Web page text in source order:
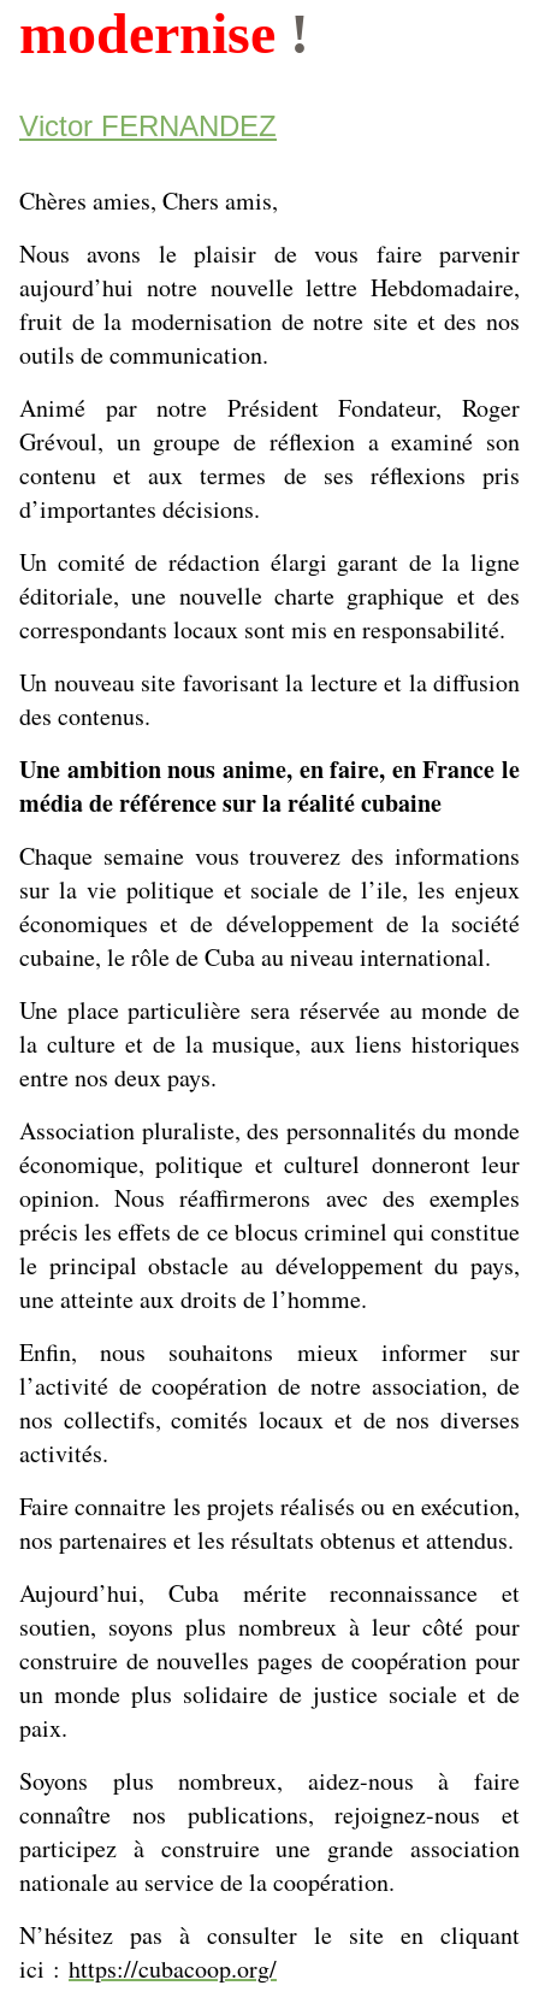
modernise !
Victor FERNANDEZ
Chères amies, Chers amis,
Nous avons le plaisir de vous faire parvenir
aujourd’hui notre nouvelle lettre Hebdomadaire,
fruit de la modernisation de notre site et des nos
outils de communication.
Animé par notre Président Fondateur, Roger
Grévoul, un groupe de réflexion a examiné son
contenu et aux termes de ses réflexions pris
d’importantes décisions.
Un comité de rédaction élargi garant de la ligne
éditoriale, une nouvelle charte graphique et des
correspondants locaux sont mis en responsabilité.
Un nouveau site favorisant la lecture et la diffusion
des contenus.
Une ambition nous anime, en faire, en France le
média de référence sur la réalité cubaine
Chaque semaine vous trouverez des informations
sur la vie politique et sociale de l’ile, les enjeux
économiques et de développement de la société
cubaine, le rôle de Cuba au niveau international.
Une place particulière sera réservée au monde de
la culture et de la musique, aux liens historiques
entre nos deux pays.
Association pluraliste, des personnalités du monde
économique, politique et culturel donneront leur
opinion. Nous réaffirmerons avec des exemples
précis les effets de ce blocus criminel qui constitue
le principal obstacle au développement du pays,
une atteinte aux droits de l’homme.
Enfin, nous souhaitons mieux informer sur
l’activité de coopération de notre association, de
nos collectifs, comités locaux et de nos diverses
activités.
Faire connaitre les projets réalisés ou en exécution,
nos partenaires et les résultats obtenus et attendus.
Aujourd’hui, Cuba mérite reconnaissance et
soutien, soyons plus nombreux à leur côté pour
construire de nouvelles pages de coopération pour
un monde plus solidaire de justice sociale et de
paix.
Soyons plus nombreux, aidez-nous à faire
connaître nos publications, rejoignez-nous et
participez à construire une grande association
nationale au service de la coopération.
N’hésitez pas à consulter le site en cliquant
ici : https://cubacoop.org/